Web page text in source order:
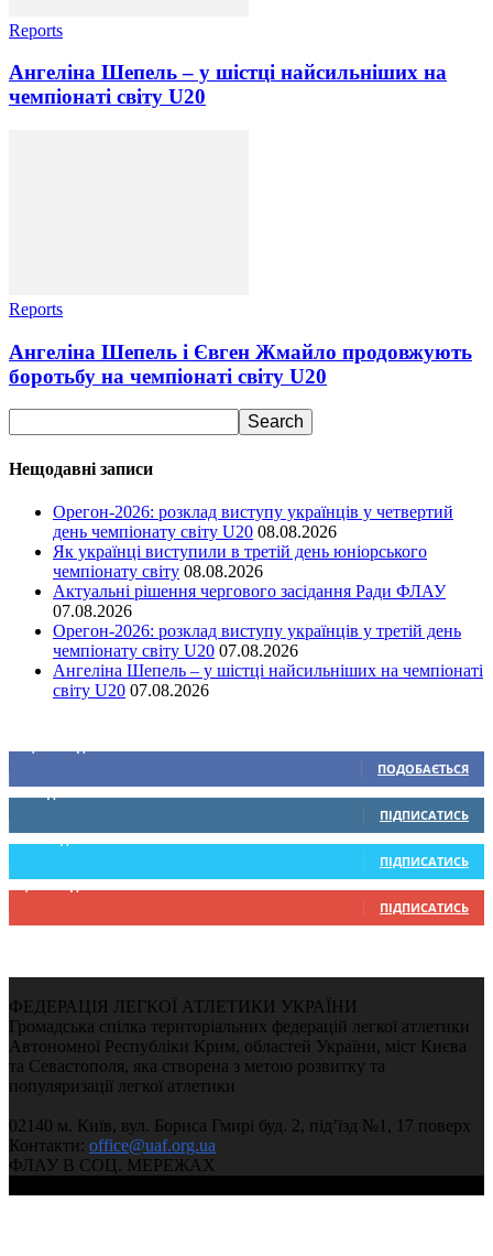
Reports
Ангеліна Шепель – у шістці найсильніших на
чемпіонаті світу U20
Reports
Ангеліна Шепель і Євген Жмайло продовжують
боротьбу на чемпіонаті світу U20
Нещодавні записи
Орегон-2026: розклад виступу українців у четвертий
день чемпіонату світу U20 08.08.2026
Як українці виступили в третій день юніорського
чемпіонату світу 08.08.2026
Актуальні рішення чергового засідання Ради ФЛАУ
07.08.2026
Орегон-2026: розклад виступу українців у третій день
чемпіонату світу U20 07.08.2026
Ангеліна Шепель – у шістці найсильніших на чемпіонаті
світу U20 07.08.2026
ПОДОБАЄТЬСЯ
0 Підписників
ПІДПИСАТИСЬ
234 Підписників
ПІДПИСАТИСЬ
9,370 Підписників
ПІДПИСАТИСЬ
ФЕДЕРАЦІЯ ЛЕГКОЇ АТЛЕТИКИ УКРАЇНИ
Громадська спілка територіальних федерацій легкої атлетики
Автономної Республіки Крим, областей України, міст Києва
та Севастополя, яка створена з метою розвитку та
популяризації легкої атлетики
02140 м. Київ, вул. Бориса Гмирі буд. 2, під’їзд №1, 17 поверх
Контакти: office@uaf.org.ua
ФЛАУ В СОЦ. МЕРЕЖАХ